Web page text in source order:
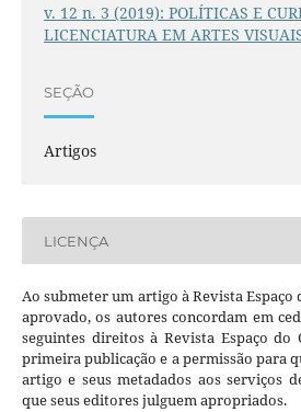
v. 12 n. 3 (2019): POLÍTICAS E
LICENCIATURA EM ARTES
SEÇÃO
Artigos
LICENÇA
Ao submeter um artigo à Revista Espaço
aprovado, os autores concordam em
seguintes direitos à Revista Espaço
primeira publicação e a permissão para
artigo e seus metadados aos serviços
que seus editores julguem apropriados.